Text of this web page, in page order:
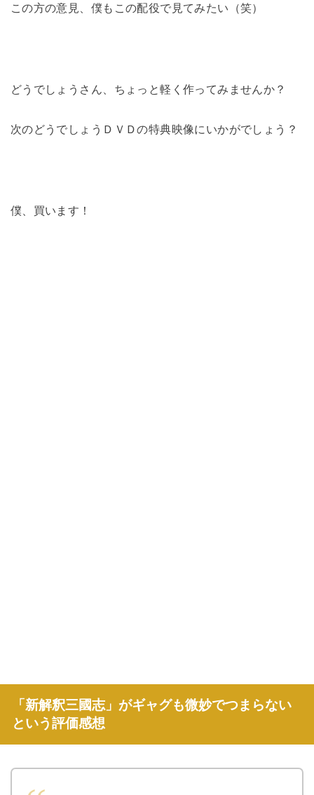
この方の意見、僕もこの配役で見てみたい（笑）
どうでしょうさん、ちょっと軽く作ってみませんか？
次のどうでしょうＤＶＤの特典映像にいかがでしょう？
僕、買います！
「新解釈三國志」がギャグも微妙でつまらない
という評価感想